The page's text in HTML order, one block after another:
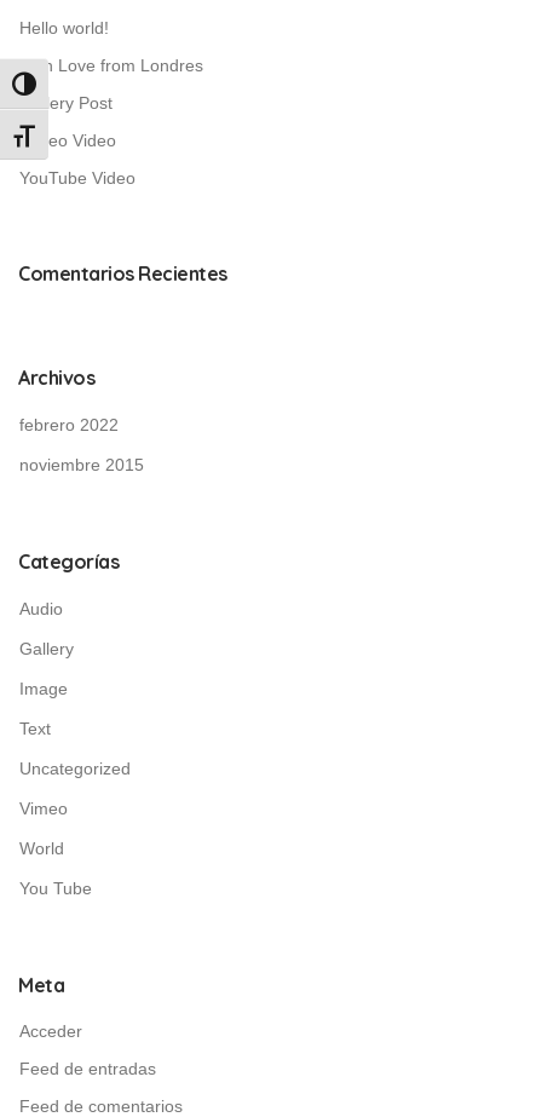
Alternar alto contraste
Alternar tamaño de letra
Hello world!
With Love from Londres
Gallery Post
Vimeo Video
YouTube Video
Comentarios Recientes
Archivos
febrero 2022
noviembre 2015
Categorías
Audio
Gallery
Image
Text
Uncategorized
Vimeo
World
You Tube
Meta
Acceder
Feed de entradas
Feed de comentarios